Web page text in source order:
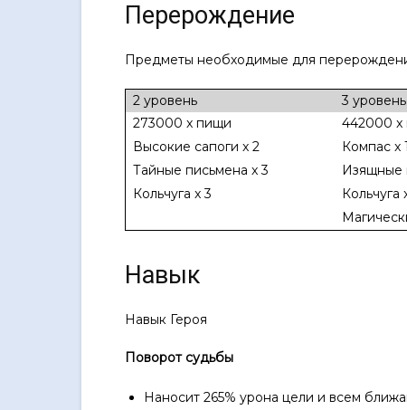
Перерождение
Предметы необходимые для
2 уровень 3 уровень
273000 x пищи
442000 x
Высокие сапоги x 2
Компас x 1
Тайные письмена x 3
Изящные
Кольчуга x 3
Кольчуга
Навык
Навык Героя
Поворот судьбы
Наносит 265% урона цели и всем